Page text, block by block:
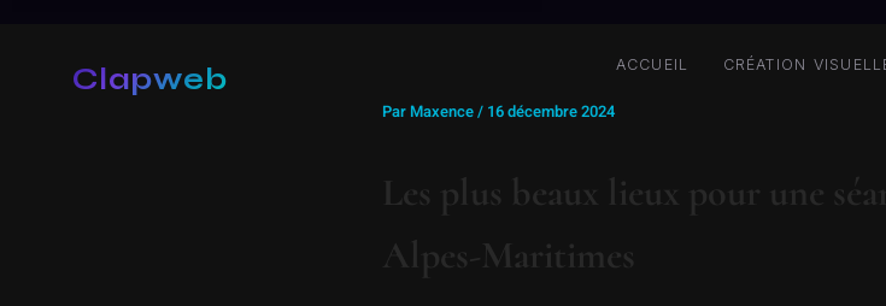
Clapweb ACCUEIL CRÉATION
Par Maxence/ 16 décembre 2024
Les plus beaux lieux pour une
Alpes-Maritimes